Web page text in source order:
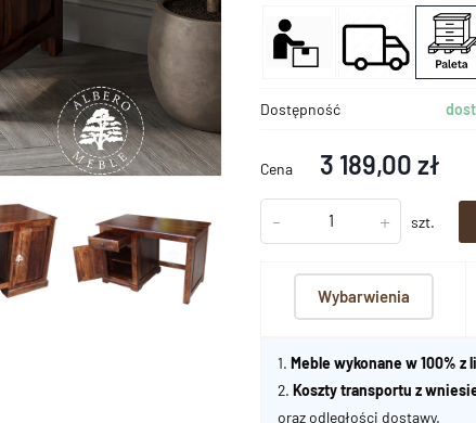
Dostępność
Cena 3 189,00 zł
- + szt.
Wybarwienia
1.Meble wykonane w 100% z
2.Koszty transportu z
oraz odległości dostawy.